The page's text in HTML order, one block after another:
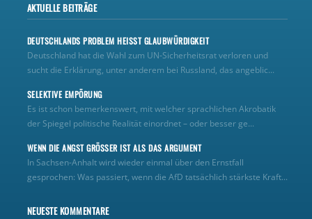
AKTUELLE BEITRÄGE
DEUTSCHLANDS PROBLEM HEISST GLAUBWÜRDIGKEIT
Deutschland hat die Wahl zum UN‑Sicherheitsrat verloren und
sucht die Erklärung, unter anderem bei Russland, das angeblic...
SELEKTIVE EMPÖRUNG
Es ist schon bemerkenswert, mit welcher sprachlichen Akrobatik
der Spiegel politische Realität einordnet – oder besser ge...
WENN DIE ANGST GRÖSSER IST ALS DAS ARGUMENT
In Sachsen-Anhalt wird wieder einmal über den Ernstfall
gesprochen: Was passiert, wenn die AfD tatsächlich stärkste Kraft...
NEUESTE KOMMENTARE